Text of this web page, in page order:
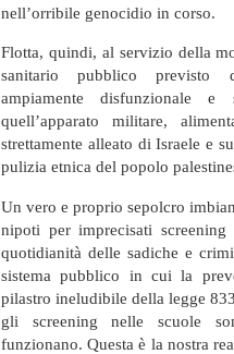
nell’orribile genocidio in corso.
Flotta, quindi, al servizio della
sanitario pubblico previsto
ampiamente disfunzionale e
quell’apparato militare,
strettamente alleato di Israele e
pulizia etnica del popolo
Un vero e proprio sepolcro
nipoti per imprecisati
quotidianità delle sadiche e
sistema pubblico in cui la
pilastro ineludibile della legge
gli screening nelle scuole
funzionano. Questa è la nostra